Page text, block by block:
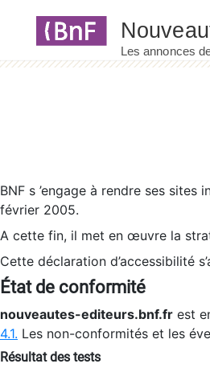
BNF s ’engage à rendre ses
février 2005.
A cette fin, il met en œuvre la
Cette déclaration d’accessibilité
État de conformité
nouveautes-editeurs.bnf.fr est
4.1. Les non-conformités et les
Résultat des tests